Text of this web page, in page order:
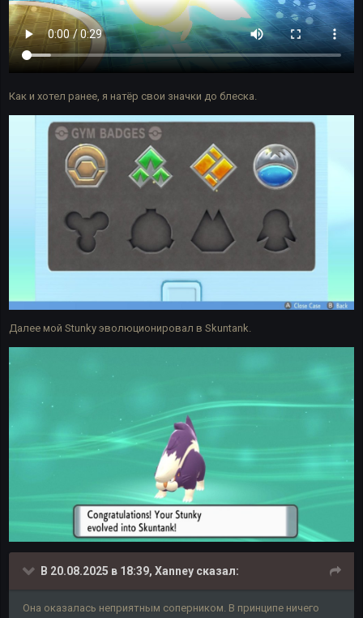
Как и хотел ранее, я натёр свои значки до блеска.
Далее мой Stunky эволюционировал в Skuntank.
В 20.08.2025 в 18:39, Xanney сказал:
Она оказалась неприятным соперником. В принципе ничего